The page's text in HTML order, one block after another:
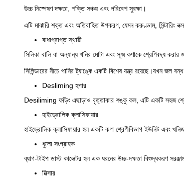
উচ্চ নিষ্পেষণ দক্ষতা, শক্তি সঞ্চয় এবং পরিবেশ সুরক্ষা।
এটি মাঝারি শক্ত এবং অতিবাহিত উপকরণ, যেমন করুণ্ডাম, সিন্টারিং
বাধাপ্রাপ্ত স্থায়ী
সিলিকা বালি বা অন্যান্য খনির মোটা এবং সূক্ষ্ম কণাকে শ্রেণিবদ্ধ
সিলিন্ডারের নীচে পানির ট্যাঙ্কে একটি বিশেষ যন্ত্র রয়েছে।যখন জল
Desliming হপার
Desiliming ফড়িং এছাড়াও বৃত্তাকার শঙ্কু কল, এটি একটি সহজ
হাইড্রোলিক ক্লাসিফায়ার
হাইড্রোলিক ক্লাসিফায়ার হল একটি কণা শ্রেণীবিভাগ ইউনিট এবং খনিজ
ধুলো সংগ্রাহক
ব্যাগ-টাইপ ডাস্ট কালেক্টর হল এক ধরনের উচ্চ-দক্ষতা বিশুদ্ধকরণ
মিক্সার